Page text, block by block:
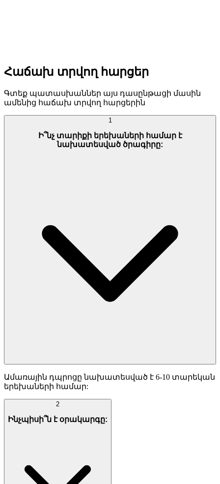
Հաճախ տրվող հարցեր
Գտեք պատասխաններ այս դասընթացի մասին
ամենից հաճախ տրվող հարցերին
1
Ի՞նչ տարիքի երեխաների համար է
նախատեսված ծրագիրը:
Ամառային դպրոցը նախատեսված է 6-10 տարեկան
երեխաների համար:
2
Ինչպիսի՞ն է օրակարգը: